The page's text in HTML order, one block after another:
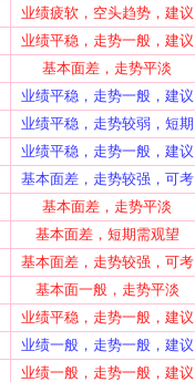
业绩疲软，空头趋势，建议
业绩平稳，走势一般，建议
基本面差，走势平淡
业绩平稳，走势一般，建议
业绩平稳，走势较弱，短期
业绩平稳，走势一般，建议
基本面差，走势较强，可考
基本面差，走势平淡
基本面差，短期需观望
基本面差，走势较强，可考
基本面一般，走势平淡
业绩平稳，走势一般，建议
业绩一般，走势一般，建议
业绩一般，走势一般，建议